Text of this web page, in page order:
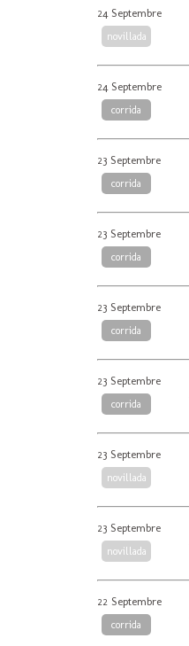
24 Septembre
novillada
24 Septembre
corrida
23 Septembre
corrida
23 Septembre
corrida
23 Septembre
corrida
23 Septembre
corrida
23 Septembre
novillada
23 Septembre
novillada
22 Septembre
corrida